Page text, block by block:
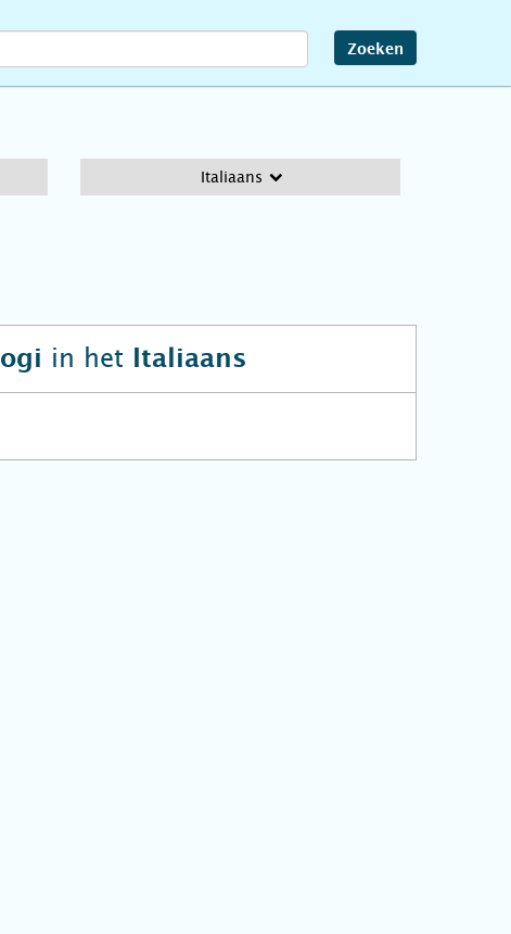
Zoeken
Italiaans
in het Italiaans